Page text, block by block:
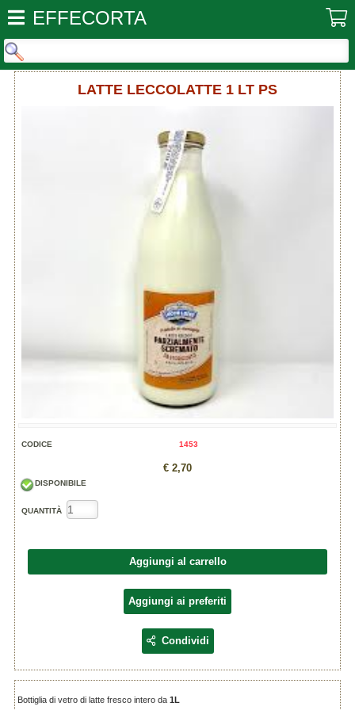
EFFECORTA
LATTE LECCOLATTE 1 LT PS
CODICE 1453
€ 2,70
DISPONIBILE
QUANTITÀ
Aggiungi al carrello
Aggiungi ai preferiti
Condividi
Bottiglia di vetro di latte fresco intero da 1L